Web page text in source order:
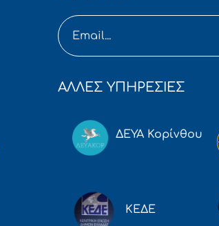
ΑΛΛΕΣ ΥΠΗΡΕΣΙΕΣ
ΔΕΥΑ Κορίνθου
ΚΕΔΕ